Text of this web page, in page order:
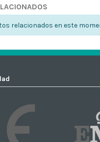
relacionados en este